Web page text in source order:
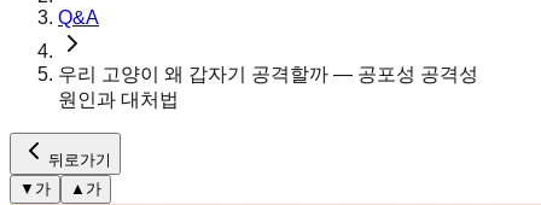
Q&A
우리 고양이 왜 갑자기 공격할까 — 공포성 공격성
원인과 대처법
뒤로가기
▼ 가 ▲ 가